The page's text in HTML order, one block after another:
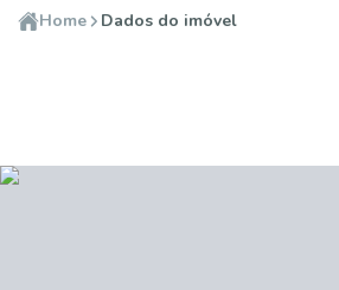
Home Dados do imóvel